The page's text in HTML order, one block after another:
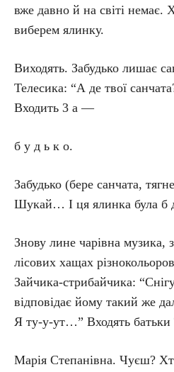
вже давно й на світі немає.
виберем ялинку.
Виходять. Забудько лишає
Телесика: “А де твої
Входить 3 а —
б у д ь к о.
Забудько (бере санчата,
Шукай… І ця ялинка була б
Знову лине чарівна музика,
лісових хащах
Зайчика-стрибайчика:
відповідає йому такий же
Я ту-у-ут…” Входять батьки
Марія Степанівна. Чуєш?